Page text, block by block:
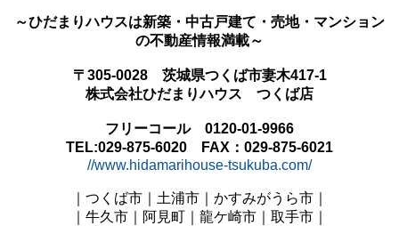
～ひだまりハウスは新築・中古戸建て・売地・マンション
の不動産情報満載～
〒305-0028 茨城県つくば市妻木417-1
株式会社ひだまりハウス つくば店
フリーコール 0120-01-9966
TEL:029-875-6020 FAX：029-875-6021
//www.hidamarihouse-tsukuba.com/
｜つくば市｜土浦市｜かすみがうら市｜
｜牛久市｜阿見町 ｜龍ケ崎市｜取手市｜